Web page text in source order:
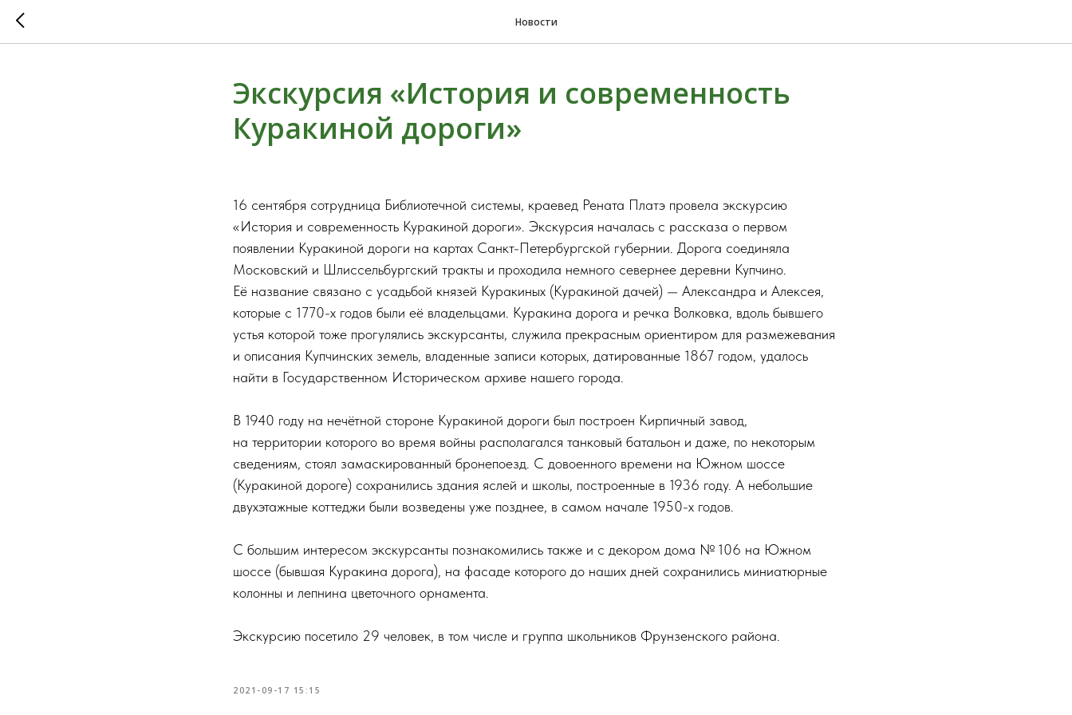
Новости
Экскурсия «История и современность
Куракиной дороги»
16 сентября сотрудница Библиотечной системы, краевед Рената Платэ провела экскурсию
«История и современность Куракиной дороги». Экскурсия началась с рассказа о первом
появлении Куракиной дороги на картах Санкт-Петербургской губернии. Дорога соединяла
Московский и Шлиссельбургский тракты и проходила немного севернее деревни Купчино.
Её название связано с усадьбой князей Куракиных (Куракиной дачей) — Александра и Алексея,
которые с 1770-х годов были её владельцами. Куракина дорога и речка Волковка, вдоль бывшего
устья которой тоже прогулялись экскурсанты, служила прекрасным ориентиром для размежевания
и описания Купчинских земель, владенные записи которых, датированные 1867 годом, удалось
найти в Государственном Историческом архиве нашего города.
В 1940 году на нечётной стороне Куракиной дороги был построен Кирпичный завод,
на территории которого во время войны располагался танковый батальон и даже, по некоторым
сведениям, стоял замаскированный бронепоезд. С довоенного времени на Южном шоссе
(Куракиной дороге) сохранились здания яслей и школы, построенные в 1936 году. А небольшие
двухэтажные коттеджи были возведены уже позднее, в самом начале 1950-х годов.
С большим интересом экскурсанты познакомились также и с декором дома № 106 на Южном
шоссе (бывшая Куракина дорога), на фасаде которого до наших дней сохранились миниатюрные
колонны и лепнина цветочного орнамента.
Экскурсию посетило 29 человек, в том числе и группа школьников Фрунзенского района.
2021-09-17 15:15